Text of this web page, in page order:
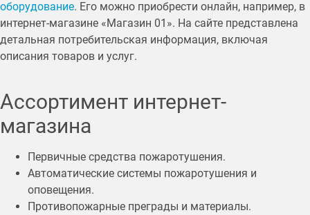
оборудование. Его можно приобрести онлайн, например, в
интернет-магазине «Магазин 01». На сайте представлена
детальная потребительская информация, включая
описания товаров и услуг.
Ассортимент интернет-
магазина
Первичные средства пожаротушения.
Автоматические системы пожаротушения и
оповещения.
Противопожарные преграды и материалы.